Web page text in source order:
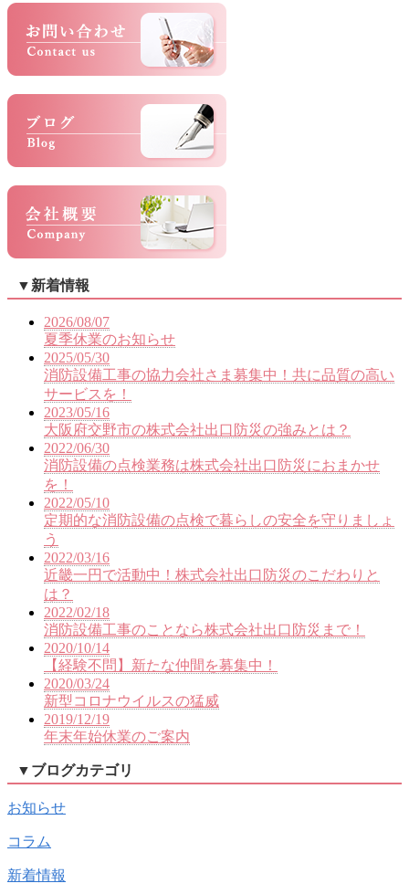
▼ 新着情報
2026/08/07
夏季休業のお知らせ
2025/05/30
消防設備工事の協力会社さま募集中！共に品質の高い
サービスを！
2023/05/16
大阪府交野市の株式会社出口防災の強みとは？
2022/06/30
消防設備の点検業務は株式会社出口防災におまかせ
を！
2022/05/10
定期的な消防設備の点検で暮らしの安全を守りましょ
う
2022/03/16
近畿一円で活動中！株式会社出口防災のこだわりと
は？
2022/02/18
消防設備工事のことなら株式会社出口防災まで！
2020/10/14
【経験不問】新たな仲間を募集中！
2020/03/24
新型コロナウイルスの猛威
2019/12/19
年末年始休業のご案内
▼ ブログカテゴリ
お知らせ
コラム
新着情報